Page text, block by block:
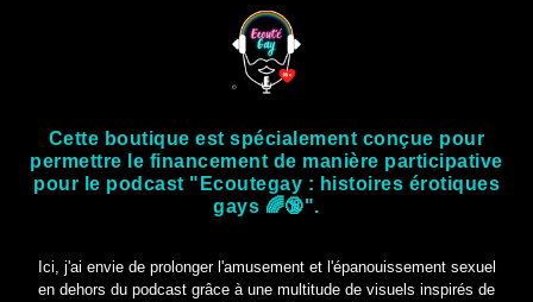
Cette boutique est spécialement conçue pour
permettre le financement de manière participative
pour le podcast "Ecoutegay : histoires érotiques
gays 🌈🔞".
Ici, j'ai envie de prolonger l'amusement et l'épanouissement sexuel
en dehors du podcast grâce à une multitude de visuels inspirés de